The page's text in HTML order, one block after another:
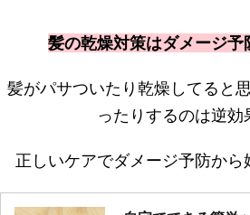
髪の乾燥対策はダメージ予
髪がパサついたり乾燥してると
ったりするのは逆効
正しいケアでダメージ予防から